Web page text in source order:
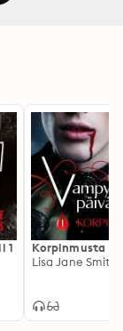
1
Korpinmusta
Lisa Jane Smith